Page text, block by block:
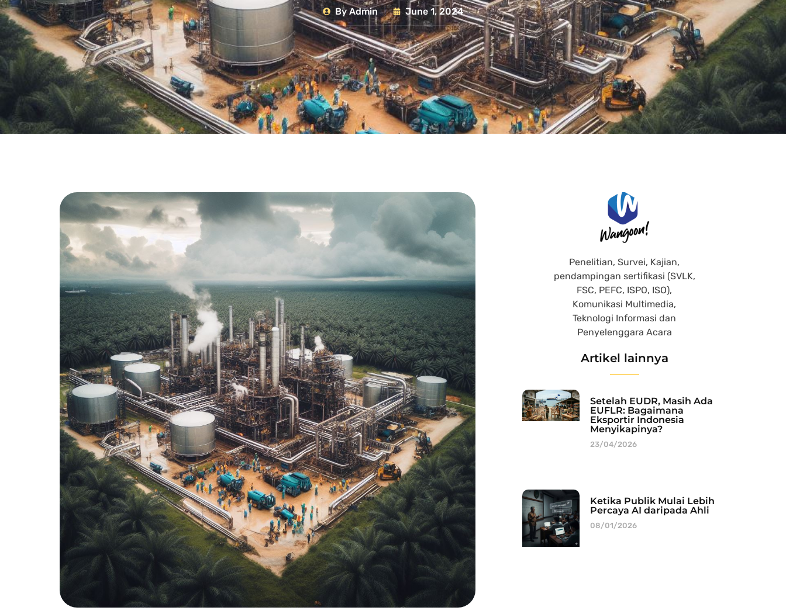
By Admin June 1, 2024
Penelitian, Survei, Kajian,
pendampingan sertifikasi (SVLK,
FSC, PEFC, ISPO, ISO),
Komunikasi Multimedia,
Teknologi Informasi dan
Penyelenggara Acara
Artikel lainnya
Setelah EUDR, Masih Ada
EUFLR: Bagaimana
Eksportir Indonesia
Menyikapinya?
23/04/2026
Ketika Publik Mulai Lebih
Percaya AI daripada Ahli
08/01/2026